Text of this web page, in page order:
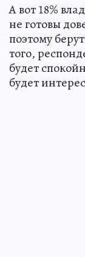
А вот 18%
не готовы
поэтому
того,
будет
будет